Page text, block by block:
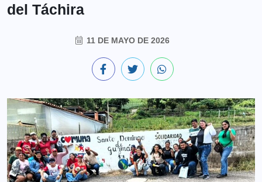
del Táchira
11 DE MAYO DE 2026